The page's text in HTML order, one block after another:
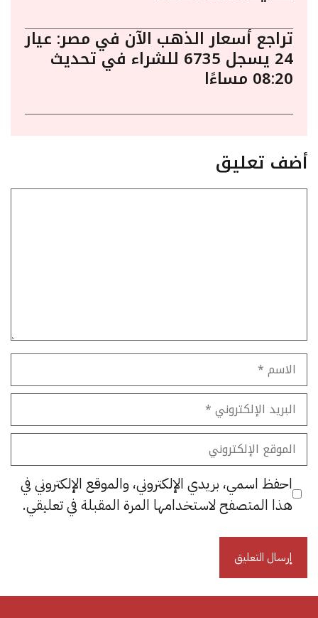
تراجع أسعار الذهب الآن في مصر: عيار
24 يسجل 6735 للشراء في تحديث
08:20 مساءًا
أضف تعليق
الاسم
البريد
الإلكتروني
الموقع
الإلكتروني
احفظ اسمي، بريدي الإلكتروني، والموقع الإلكتروني في
هذا المتصفح لاستخدامها المرة المقبلة في تعليقي.